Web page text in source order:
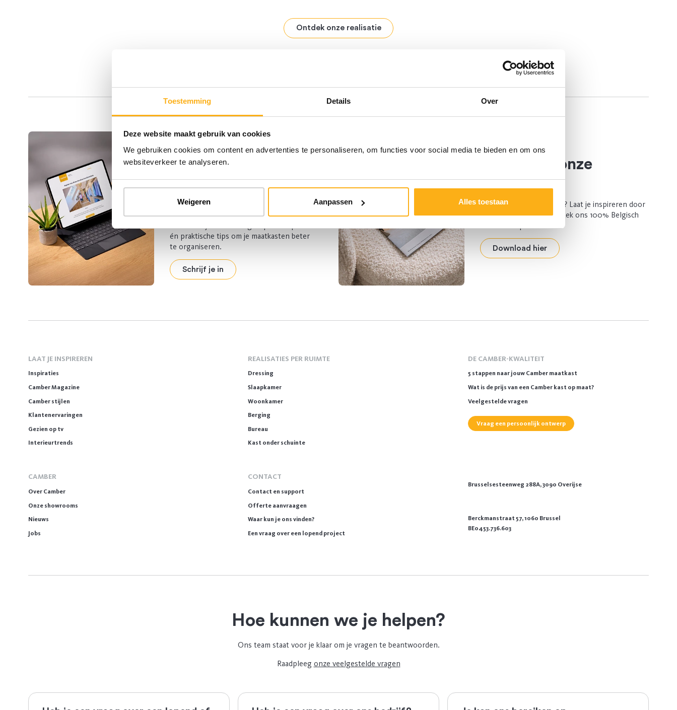
Toestemming Details Over
Deze website maakt gebruik van cookies
We gebruiken cookies om content en advertenties te personaliseren, om functies voor social media te bieden en om ons
websiteverkeer te analyseren.
Weigeren Aanpassen Alles toestaan
Ontdek onze realisatie
Schrijf je in voor
onze nieuwsbrief
Droom je van een interieur make-over of
van een slimme, georganiseerde ruimte?
én praktische tips om je maatkasten beter
te organiseren.
Schrijf je in
Download onze
brochure
Een project in gedachten? Laat je inspireren door
onze maatkasten en ontdek ons 100% Belgisch
Download hier
LAAT JE INSPIREREN
Inspiraties
Camber Magazine
Camber stijlen
Klantenervaringen
Gezien op tv
Interieurtrends
REALISATIES PER RUIMTE
Dressing
Slaapkamer
Woonkamer
Berging
Bureau
Kast onder schuinte
DE CAMBER-KWALITEIT
5 stappen naar jouw Camber maatkast
Wat is de prijs van een Camber kast op maat?
Veelgestelde vragen
Vraag een persoonlijk ontwerp
CAMBER
Over Camber
Onze showrooms
Nieuws
Jobs
CONTACT
Contact en support
Offerte aanvraagen
Waar kun je ons vinden?
Een vraag over een lopend project
Brusselsesteenweg 288A, 3090 Overijse
Berckmanstraat 57, 1060 Brussel
BE0453.736.603
Hoe kunnen we je helpen?
Ons team staat voor je klaar om je vragen te beantwoorden.
Raadpleeg onze veelgestelde vragen